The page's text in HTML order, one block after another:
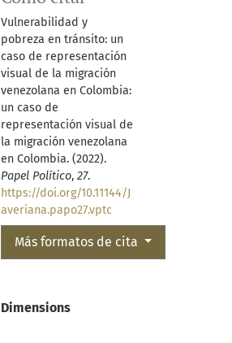
Vulnerabilidad y
pobreza en tránsito: un
caso de representación
visual de la migración
venezolana en Colombia:
un caso de
representación visual de
la migración venezolana
en Colombia. (2022).
Papel Político, 27.
https://doi.org/10.11144/J
averiana.papo27.vptc
Más formatos de cita
Dimensions